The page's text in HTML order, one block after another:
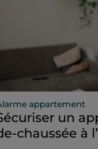
appartement
un
chaussée à